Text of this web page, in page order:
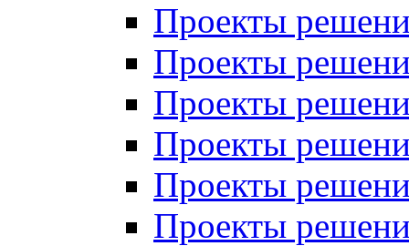
Проекты
Проекты
Проекты
Проекты
Проекты
Проекты